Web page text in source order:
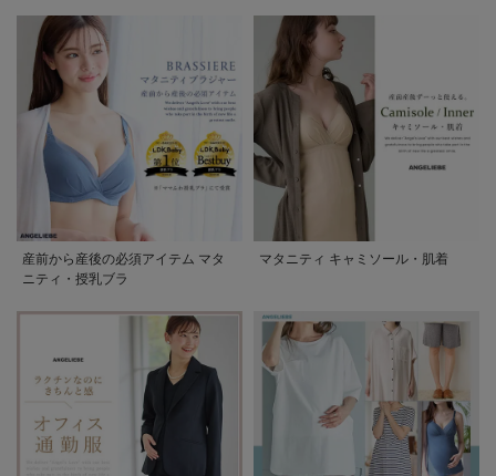
産前から産後の必須アイテム マタ
ニティ・授乳ブラ
マタニティ キャミソール・肌着